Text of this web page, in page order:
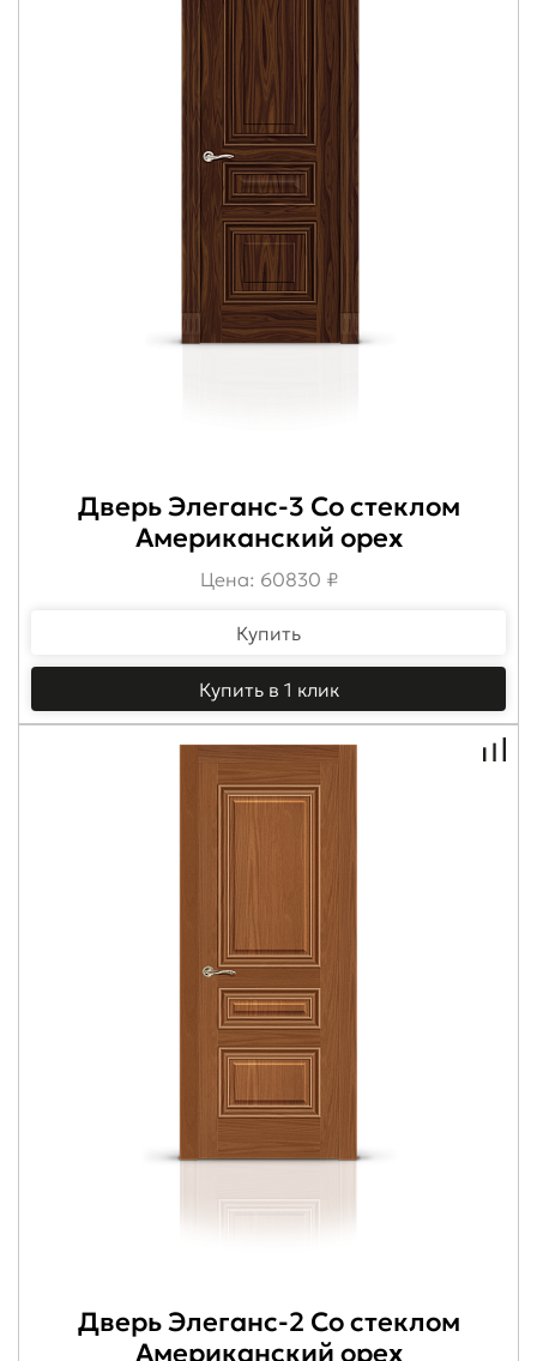
Дверь Элеганс-3 Со стеклом
Американский орех
Цена: 60830 ₽
Купить
Купить в 1 клик
Дверь Элеганс-2 Со стеклом
Американский орех